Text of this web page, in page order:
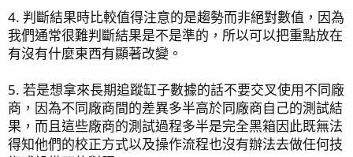
4. 判斷結果時比較值得注意的是趨勢而非絕對數值，因為
我們通常很難判斷結果是不是準的，所以可以把重點放在
有沒有什麼東西有顯著改變。
5. 若是想拿來長期追蹤缸子數據的話不要交叉使用不同廠
商，因為不同廠商間的差異多半高於同廠商自己的測試結
果，而且這些廠商的測試過程多半是完全黑箱因此既無法
得知他們的校正方式以及操作流程也沒有辦法去做任何技